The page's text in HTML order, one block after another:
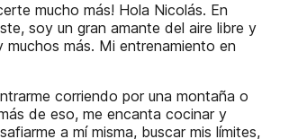
mucho más! Hola Nicolás. En
soy un gran amante del aire libre y
más. Mi entrenamiento en
corriendo por una montaña o
de eso, me encanta cocinar y
a mí misma, buscar mis límites,